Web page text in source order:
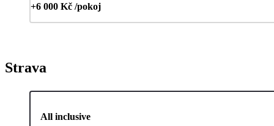
+6 000 Kč /pokoj
Strava
All inclusive